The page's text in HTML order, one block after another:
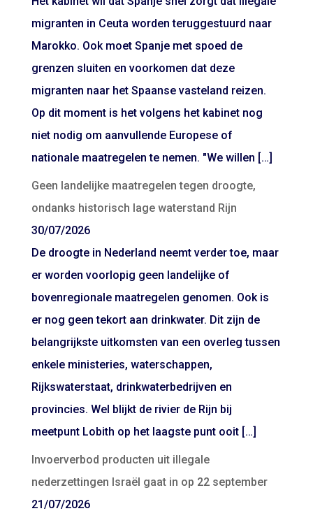
migranten in Ceuta worden teruggestuurd naar
Marokko. Ook moet Spanje met spoed de
grenzen sluiten en voorkomen dat deze
migranten naar het Spaanse vasteland reizen.
Op dit moment is het volgens het kabinet nog
niet nodig om aanvullende Europese of
nationale maatregelen te nemen. "We willen […]
Geen landelijke maatregelen tegen droogte,
ondanks historisch lage waterstand Rijn
30/07/2026
De droogte in Nederland neemt verder toe, maar
er worden voorlopig geen landelijke of
bovenregionale maatregelen genomen. Ook is
er nog geen tekort aan drinkwater. Dit zijn de
belangrijkste uitkomsten van een overleg tussen
enkele ministeries, waterschappen,
Rijkswaterstaat, drinkwaterbedrijven en
provincies. Wel blijkt de rivier de Rijn bij
meetpunt Lobith op het laagste punt ooit […]
Invoerverbod producten uit illegale
nederzettingen Israël gaat in op 22 september
21/07/2026